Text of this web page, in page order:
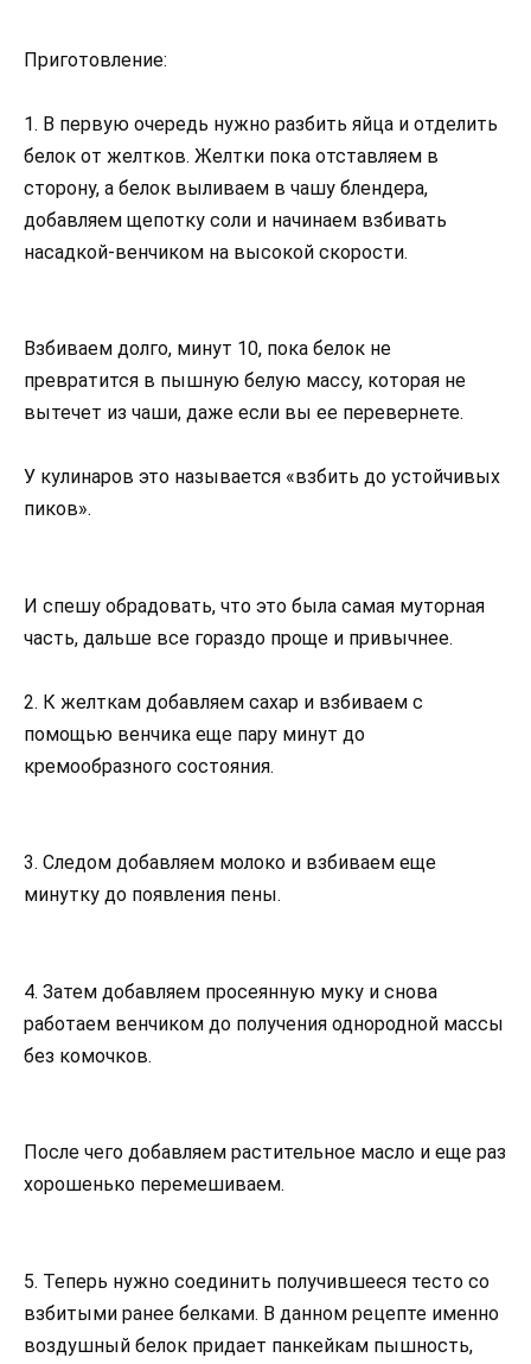
Приготовление:
1. В первую очередь нужно разбить яйца и отделить
белок от желтков. Желтки пока отставляем в
сторону, а белок выливаем в чашу блендера,
добавляем щепотку соли и начинаем взбивать
насадкой-венчиком на высокой скорости.
Взбиваем долго, минут 10, пока белок не
превратится в пышную белую массу, которая не
вытечет из чаши, даже если вы ее перевернете.
У кулинаров это называется «взбить до устойчивых
пиков».
И спешу обрадовать, что это была самая муторная
часть, дальше все гораздо проще и привычнее.
2. К желткам добавляем сахар и взбиваем с
помощью венчика еще пару минут до
кремообразного состояния.
3. Следом добавляем молоко и взбиваем еще
минутку до появления пены.
4. Затем добавляем просеянную муку и снова
работаем венчиком до получения однородной массы
без комочков.
После чего добавляем растительное масло и еще раз
хорошенько перемешиваем.
5. Теперь нужно соединить получившееся тесто со
взбитыми ранее белками. В данном рецепте именно
воздушный белок придает панкейкам пышность,